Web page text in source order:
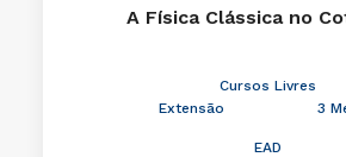
A Física Clássica no
Cursos Livres
Extensão
3
EAD